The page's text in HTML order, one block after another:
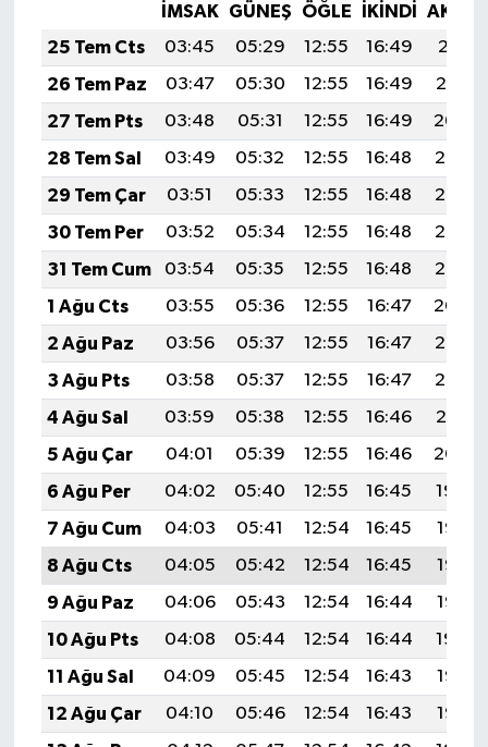
İMSAK GÜNEŞ ÖĞLE İKINDI
25 Tem Cts
03:45 05:29 12:55 16:49
20:11
26 Tem Paz
03:47 05:30 12:55 16:49
20:10
27 Tem Pts
03:48 05:31 12:55 16:49
20:09
28 Tem Sal
03:49 05:32 12:55 16:48
20:08
29 Tem Çar
03:51 05:33 12:55 16:48
20:07
30 Tem Per
03:52 05:34 12:55 16:48
20:06
31 Tem Cum
03:54 05:35 12:55 16:48
20:05
1 Ağu Cts
03:55 05:36 12:55 16:47
20:04
2 Ağu Paz
03:56 05:37 12:55 16:47
20:03
3 Ağu Pts
03:58 05:37 12:55 16:47
20:02
4 Ağu Sal
03:59 05:38 12:55 16:46
20:01
5 Ağu Çar
04:01 05:39 12:55 16:46
20:00
6 Ağu Per
04:02 05:40 12:55 16:45
19:59
7 Ağu Cum
04:03 05:41 12:54 16:45
19:58
8 Ağu Cts
04:05 05:42 12:54 16:45
19:57
9 Ağu Paz
04:06 05:43 12:54 16:44
19:55
10 Ağu Pts
04:08 05:44 12:54 16:44
19:54
11 Ağu Sal
04:09 05:45 12:54 16:43
19:53
12 Ağu Çar
04:10 05:46 12:54 16:43
19:52